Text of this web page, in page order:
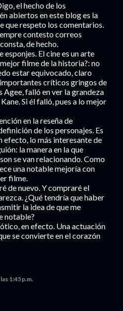
el hecho de los
abiertos en este blog es la
que respeto los comentarios.
contesto correos
de hecho.
esponjes. El cine es un arte
filme de la historia?: no
estar equivocado, claro
críticos gringos de
Agee, falló en ver la grandeza
Si él falló, pues a lo mejor
en la reseña de
de los personajes. Es
efecto, lo más interesante de
la manera en la que
se van relacionando. Como
una notable mejoría con
filme.
de nuevo. Y compraré el
¿Qué tendría que haber
la idea de que me
notable?
en efecto. Una actuación
se convierte en el corazón
1:45 p.m.